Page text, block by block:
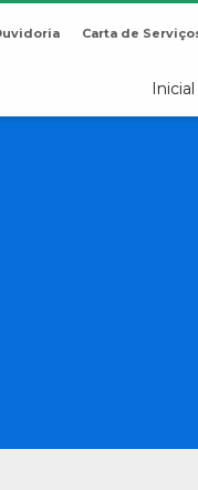
Carta de
Inicial